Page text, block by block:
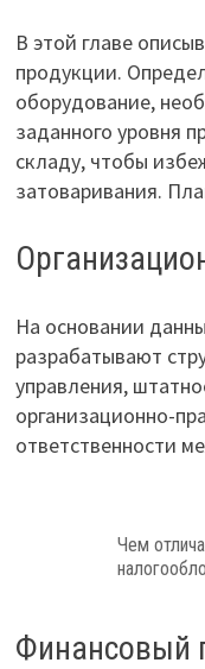
В этой главе
продукции.
оборудование,
заданного уровня
складу, чтобы
затоваривания.
На основании
разрабатывают
управления,
организационно-
ответственности
Чем
Финансовый